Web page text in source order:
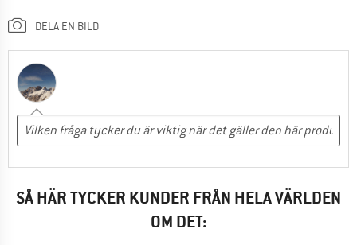
DELA EN BILD
SÅ HÄR TYCKER KUNDER FRÅN HELA VÄRLDEN
OM DET: